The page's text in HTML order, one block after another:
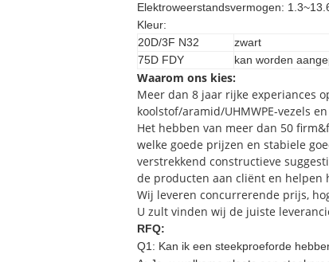
Elektroweerstandsvermogen:
Kleur:
20D/3F N32
zwart
75D FDY
kan worden
Waarom ons kies:
Meer dan 8 jaar rijke experiances
koolstof/aramid/UHMWPE-vezels
Het hebben van meer dan 50
welke goede prijzen en stabiele
verstrekkend constructieve
de producten aan cliënt en helpen
Wij leveren concurrerende prijs,
U zult vinden wij de juiste
RFQ:
Q1: Kan ik een steekproeforde